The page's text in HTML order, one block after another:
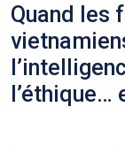
Quand les
l’éthique…